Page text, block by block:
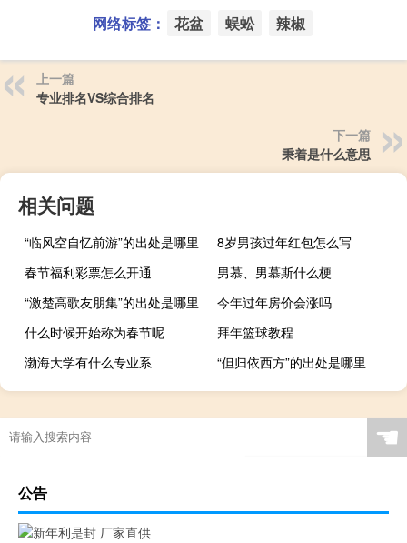
网络标签： 花盆 蜈蚣 辣椒
上一篇
专业排名VS综合排名
下一篇
秉着是什么意思
相关问题
“临风空自忆前游”的出处是哪里
8岁男孩过年红包怎么写
春节福利彩票怎么开通
男慕、男慕斯什么梗
“激楚高歌友朋集”的出处是哪里
今年过年房价会涨吗
什么时候开始称为春节呢
拜年篮球教程
渤海大学有什么专业系
“但归依西方”的出处是哪里
☚
公告